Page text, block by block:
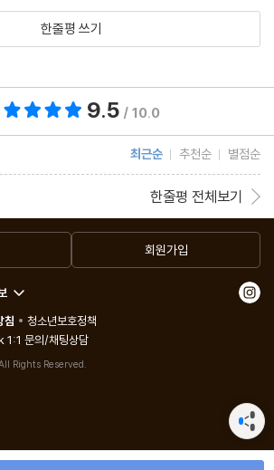
항하기 전에
귀하자
용어라는 외계어
, 자존감 저하비판이 불가능한 허약한 내부
그리고 홍보를 위한 경영
짜 노동의 단서들
들
쁨
사회
긍정
정의 군살들
이다
한줄평 쓰기
9.5 / 10.0
최근순 추천순 별점순
한줄평 전체보기
회원가입
침
청소년보호정책
1:1 문의/채팅상담
Rights Reserved.